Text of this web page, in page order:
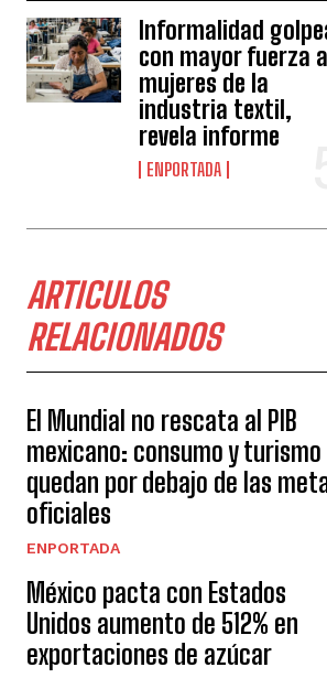
Informalidad
con mayor fuerza a
mujeres de la
industria textil,
revela informe
ENPORTADA
ARTICULOS
RELACIONADOS
El Mundial no rescata al PIB
mexicano: consumo y turismo
quedan por debajo de las
oficiales
ENPORTADA
México pacta con Estados
Unidos aumento de 512% en
exportaciones de azúcar